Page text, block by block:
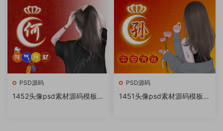
PSD源码
1452头像psd素材源码模板源
PSD源码
1451头像psd素材源码模板源